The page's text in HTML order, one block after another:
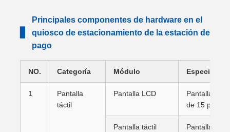
Principales componentes de hardware en el
quiosco de estacionamiento de la estación de
pago
NO. Categoría Módulo
1
Pantalla
táctil
Pantalla LCD
Pantalla
de 15
Pantalla táctil
Pantalla